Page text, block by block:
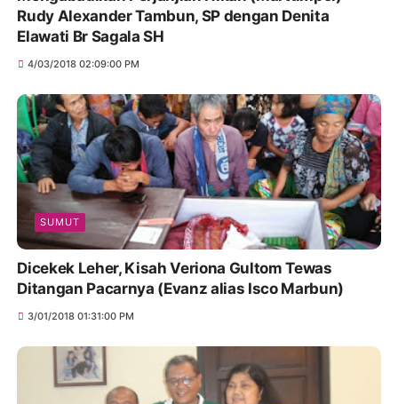
Rudy Alexander Tambun, SP dengan Denita
Elawati Br Sagala SH
4/03/2018 02:09:00 PM
SUMUT
Dicekek Leher, Kisah Veriona Gultom Tewas
Ditangan Pacarnya (Evanz alias Isco Marbun)
3/01/2018 01:31:00 PM